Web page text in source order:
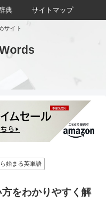
サイト
典 サイトマップ
始まる英単語
をわかりやすく解